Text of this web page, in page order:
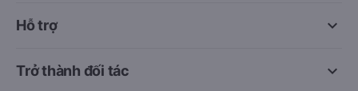
keyboard_arrow_down
Hỗ trợ
keyboard_arrow_down
Trở thành đối tác